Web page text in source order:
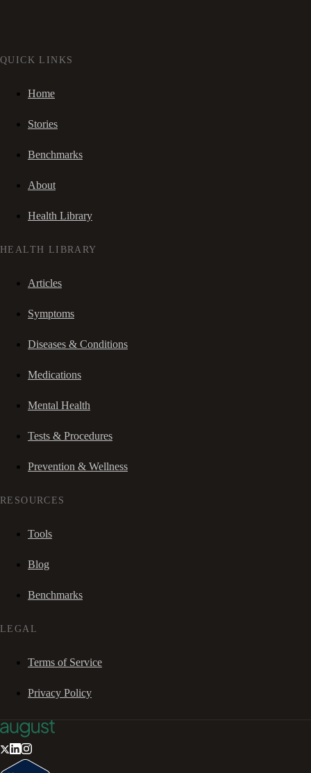
QUICK LINKS
Home
Stories
Benchmarks
About
Health Library
HEALTH LIBRARY
Articles
Symptoms
Diseases & Conditions
Medications
Mental Health
Tests & Procedures
Prevention & Wellness
RESOURCES
Tools
Blog
Benchmarks
LEGAL
Terms of Service
Privacy Policy